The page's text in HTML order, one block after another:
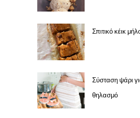
Σπιτικό κέικ
Σύσταση ψάρι
θηλασμό